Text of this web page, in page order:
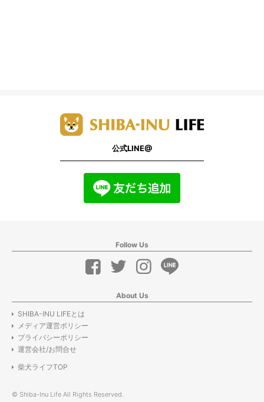
公式LINE@
Follow Us
About Us
SHIBA-INU LIFEとは
メディア運営ポリシー
プライバシーポリシー
運営会社/お問合せ
柴犬ライフTOP
© Shiba-Inu Life All Rights Reserved.